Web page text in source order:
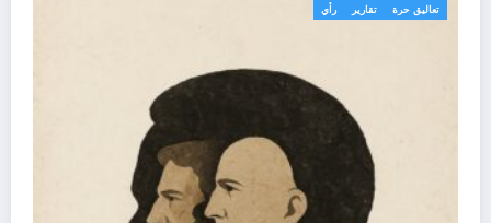
مجتمع